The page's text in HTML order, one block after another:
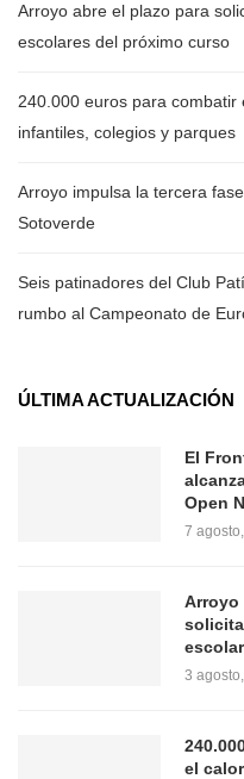
Arroyo abre el plazo para
escolares del próximo curso
240.000 euros para combatir
infantiles, colegios y parques
Arroyo impulsa la tercera
Sotoverde
Seis patinadores del Club
rumbo al Campeonato de
ÚLTIMA ACTUALIZACIÓN
El
Open
7
Arroyo
3
el